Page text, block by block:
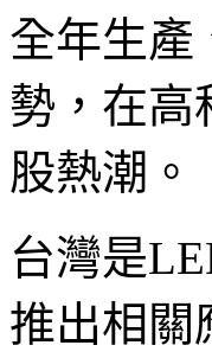
全年生產
勢，在高
股熱潮。
台灣是
推出相關